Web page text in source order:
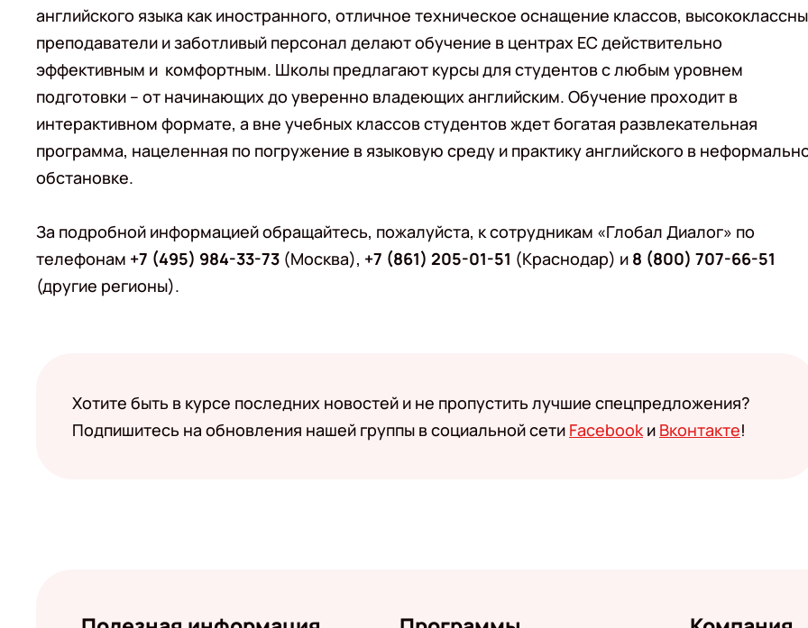
английского языка как иностранного, отличное техническое оснащение классов,
преподаватели и заботливый персонал делают обучение в центрах EC действительно
эффективным и комфортным. Школы предлагают курсы для студентов с любым уровнем
подготовки – от начинающих до уверенно владеющих английским. Обучение проходит в
интерактивном формате, а вне учебных классов студентов ждет богатая развлекательная
программа, нацеленная по погружение в языковую среду и практику английского в
обстановке.
За подробной информацией обращайтесь, пожалуйста, к сотрудникам «Глобал Диалог» по
телефонам +7 (495) 984-33-73 (Москва), +7 (861) 205-01-51 (Краснодар) и 8 (800) 707-66-51
(другие регионы).
Хотите быть в курсе последних новостей и не пропустить лучшие спецпредложения?
Подпишитесь на обновления нашей группы в социальной сети Facebookи Вконтакте!